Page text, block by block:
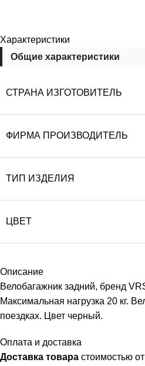
Характеристики
Общие характеристики
СТРАНА ИЗГОТОВИТЕЛЬ
ФИРМА ПРОИЗВОДИТЕЛЬ
ТИП ИЗДЕЛИЯ
ЦВЕТ
Описание
Велобагажник задний, бренд
Максимальная нагрузка 20 кг.
поездках. Цвет черный.
Оплата и доставка
Доставка товара стоимостью